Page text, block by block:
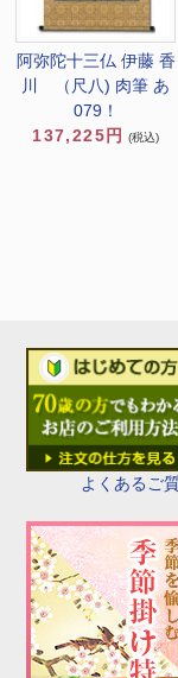
よくあるご
阿弥陀十三仏 伊藤 香
川 （尺八) 肉筆 あ
079！
137,225円 (税込)